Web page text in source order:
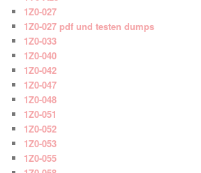
1Z0-027
1Z0-027 pdf und testen dumps
1Z0-033
1Z0-040
1Z0-042
1Z0-047
1Z0-048
1Z0-051
1Z0-052
1Z0-053
1Z0-055